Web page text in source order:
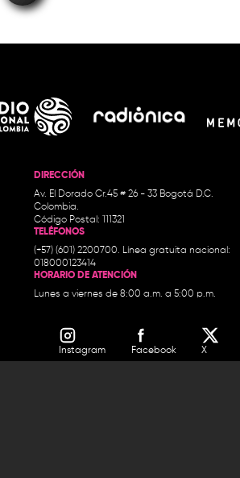
DIRECCIÓN
Av. El Dorado Cr.45 # 26 - 33 Bogotá D.C.
Colombia.
Código Postal: 111321
TELÉFONOS
(+57) (601) 2200700. Línea gratuita nacional:
018000123414
HORARIO DE ATENCIÓN
Lunes a viernes de 8:00 a.m. a 5:00 p.m.
Instagram Facebook X